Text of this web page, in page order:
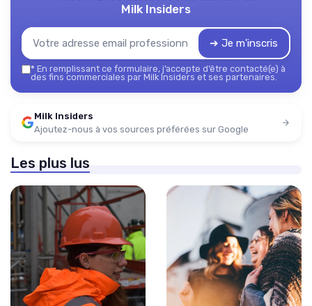
Milk Insiders
➔ Je m'inscris
* En remplissant ce formulaire, j’accepte d’être contacté(e) à
des fins commerciales par Milk Insiders et ses partenaires.
Milk Insiders
Ajoutez-nous à vos sources préférées sur Google
Les plus lus